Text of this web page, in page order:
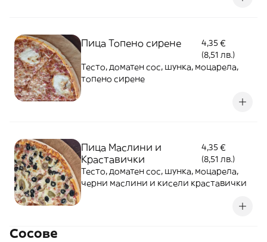
Пица Топено сирене
4,35 €
(8,51 лв.)
Тесто, доматен сос, шунка, моцарела,
топено сирене
Пица Маслини и
Краставички
4,35 €
(8,51 лв.)
Тесто, доматен сос, шунка, моцарела,
черни маслини и кисели краставички
Сосове